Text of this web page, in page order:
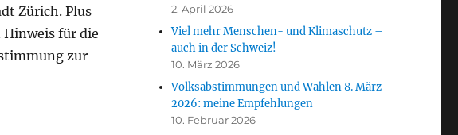
Zürich. Plus
Hinweis für die
zur
die Volksabstimmung vom 18. Juni 2023“
2. April 2026
Viel mehr Menschen- und Klimaschutz –
auch in der Schweiz!
10. März 2026
Volksabstimmungen und Wahlen 8. März
2026: meine Empfehlungen
10. Februar 2026